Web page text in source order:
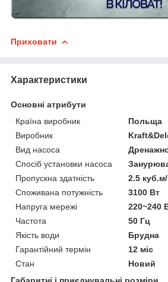
Приховати
Характеристики
Основні атрибути
Країна виробник
Польща
Виробник
Вид насоса
Спосіб установки насоса
Пропускна здатність
2.5
Споживана потужність
3100 Вт
Напруга мережі
220~240
Частота
50 Гц
Якість води
Брудна
Гарантійний термін
12 міс
Стан
Новий